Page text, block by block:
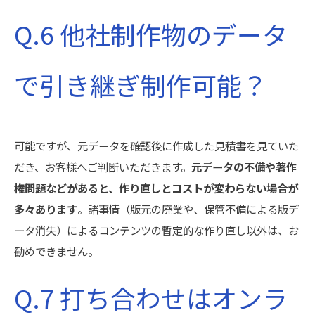
Q.6 他社制作物のデータ
で引き継ぎ制作可能？
可能ですが、元データを確認後に作成した見積書を見ていた
だき、お客様へご判断いただきます。 元データの不備や著作
権問題などがあると、作り直しとコストが変わらない場合が
多々あります。諸事情（版元の廃業や、保管不備による版デ
ータ消失）によるコンテンツの暫定的な作り直し以外は、お
勧めできません。
Q.7 打ち合わせはオンラ